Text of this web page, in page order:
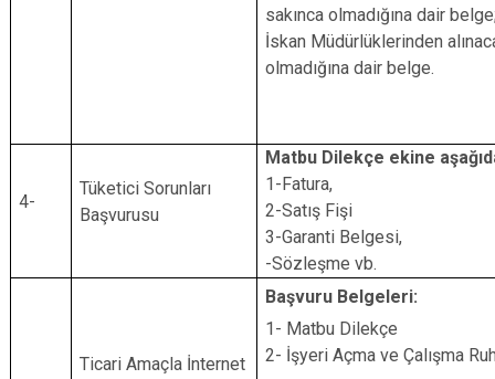
sakınca olmadığına dair
İskan Müdürlüklerinden
olmadığına dair belge.
4-
Tüketici Sorunları
Başvurusu
Matbu Dilekçe ekine
1-Fatura,
2-Satış Fişi
3-Garanti Belgesi,
-Sözleşme vb.
Ticari Amaçla İnternet
Başvuru Belgeleri:
1- Matbu Dilekçe
2- İşyeri Açma ve Çalışma